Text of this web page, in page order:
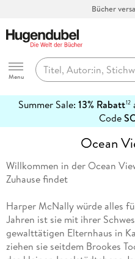
Bücher
Abholung in
Hugendubel
Menu
Summer Sale: 13% Rabatt12
Code
erfahren
Ocean
Willkommen in der Ocean
Zuhause findet
Harper McNally würde alles
Jahren ist sie mit ihrer
gewalttätigen Elternhaus in
ziehen sie seitdem Brookes